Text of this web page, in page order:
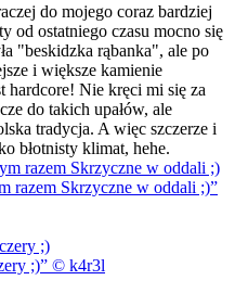
do mojego coraz bardziej
od ostatniego czasu mocno się
"beskidzka rąbanka", ale po
i większe kamienie
hardcore! Nie kręci mi się za
do takich upałów, ale
tradycja. A więc szczerze i
błotnisty klimat, hehe.
razem Skrzyczne w oddali ;)
;) © k4r3l